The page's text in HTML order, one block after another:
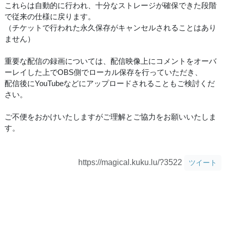
これらは自動的に行われ、十分なストレージが確保できた段階
で従来の仕様に戻ります。
（チケットで行われた永久保存がキャンセルされることはあり
ません）
重要な配信の録画については、配信映像上にコメントをオーバ
ーレイした上でOBS側でローカル保存を行っていただき、
配信後にYouTubeなどにアップロードされることもご検討くだ
さい。
ご不便をおかけいたしますがご理解とご協力をお願いいたしま
す。
https://magical.kuku.lu/?3522 ツイート